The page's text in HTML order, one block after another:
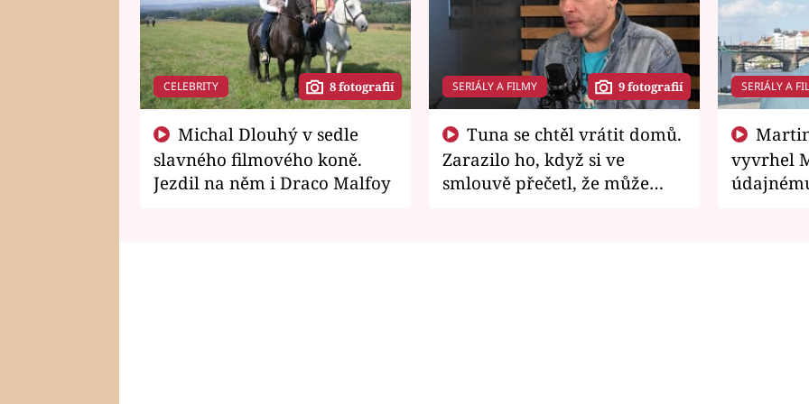
CELEBRITY 8 fotografií
slavného filmového koně.
Jezdil na něm i Draco Malfoy
SERIÁLY A FILMY 9 fotografií
Zarazilo ho, když si ve
smlouvě přečetl, že může
SERIÁLY A
vyvrhel